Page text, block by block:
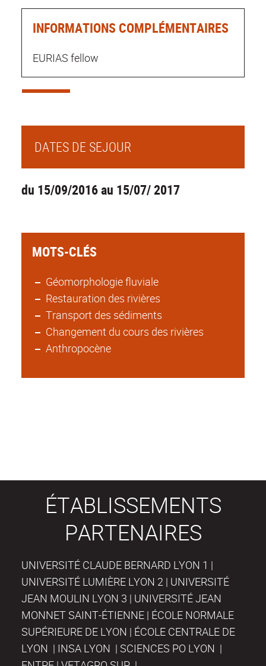
INFORMATIONS COMPLÉMENTAIRES
EURIAS fellow
DATES DE SEJOUR
du 15/09/2016 au 15/07/ 2017
MOTS-CLÉS
Géomorphologie fluviale
Restauration des rivières
Transport des sédiments
Changement du cours des rivières
Anthropocène
ÉTABLISSEMENTS
PARTENAIRES
UNIVERSITÉ CLAUDE BERNARD LYON 1 |
UNIVERSITÉ LUMIÈRE LYON 2 | UNIVERSITÉ
JEAN MOULIN LYON 3 | UNIVERSITÉ JEAN
MONNET SAINT-ÉTIENNE | ÉCOLE NORMALE
SUPÉRIEURE DE LYON | ÉCOLE CENTRALE DE
LYON | INSA LYON | SCIENCES PO LYON |